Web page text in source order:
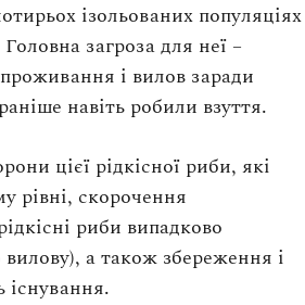
ізольованих популяціях
загроза для неї –
і вилов заради
навіть робили взуття.
цієї рідкісної риби, які
рівні, скорочення
риби випадково
а також збереження і
існування.